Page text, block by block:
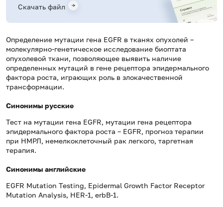
Определение мутации гена EGFR в тканях опухолей –
молекулярно-генетическое исследование биоптата
опухолевой ткани, позволяющее выявить наличие
определенных мутаций в гене рецептора эпидермального
фактора роста, играющих роль в злокачественной
трансформации.
Синонимы русские
Тест на мутации гена EGFR, мутации гена рецептора
эпидермального фактора роста – EGFR, прогноз терапии
при НМРЛ, немелкоклеточный рак легкого, таргетная
терапия.
Синонимы английские
EGFR Mutation Testing, Epidermal Growth Factor Receptor
Mutation Analysis, HER-1, erbB-1.
Скачать файл